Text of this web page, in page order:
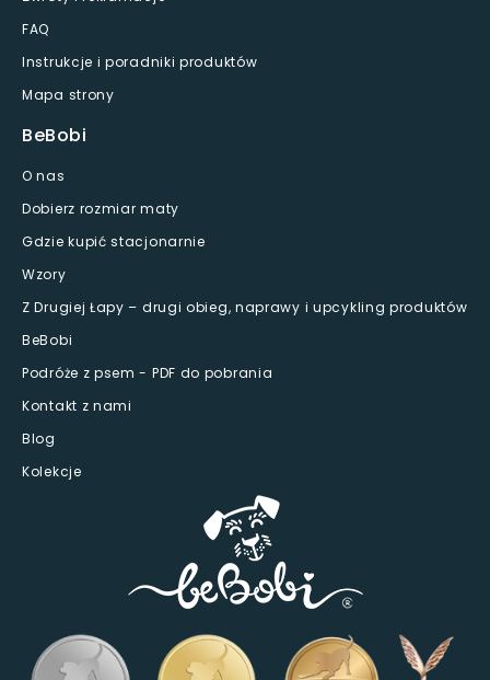
FAQ
Instrukcje i poradniki produktów
Mapa strony
BeBobi
O nas
Dobierz rozmiar maty
Gdzie kupić stacjonarnie
Wzory
Z Drugiej Łapy – drugi obieg, naprawy i upcykling produktów
BeBobi
Podróże z psem - PDF do pobrania
Kontakt z nami
Blog
Kolekcje